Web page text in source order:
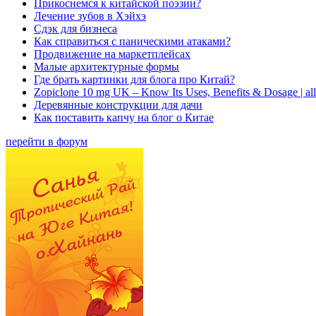
Прикоснемся к китайской поэзии?
Лечение зубов в Хэйхэ
Сдэк для бизнеса
Как справиться с паническими атаками?
Продвижение на маркетплейсах
Малые архитектурные формы
Где брать картинки для блога про Китай?
Zopiclone 10 mg UK – Know Its Uses, Benefits & Dosage |
Деревянные конструкции для дачи
Как поставить капчу на блог о Китае
перейти в форум